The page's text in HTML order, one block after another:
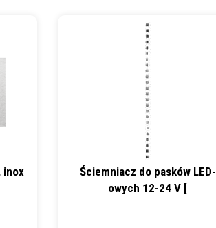
inox
Ściemniacz do pasków LED-
owych 12-24 V [